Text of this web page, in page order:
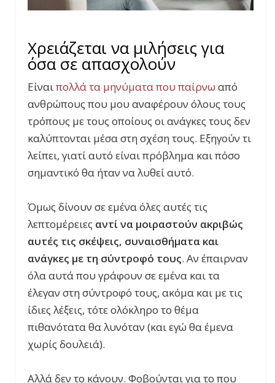
Χρειάζεται να μιλήσεις για
όσα σε απασχολούν
Είναιπολλά τα μηνύματα που παίρνω από
ανθρώπους που μου αναφέρουν όλους τους
τρόπους με τους οποίους οι ανάγκες τους δεν
καλύπτονται μέσα στη σχέση τους. Εξηγούν τι
λείπει, γιατί αυτό είναι πρόβλημα και πόσο
σημαντικό θα ήταν να λυθεί αυτό.
Όμως δίνουν σε εμένα όλες αυτές τις
λεπτομέρειες αντί να μοιραστούν ακριβώς
αυτές τις σκέψεις, συναισθήματα και
ανάγκες με τη σύντροφό τους. Αν έπαιρναν
όλα αυτά που γράφουν σε εμένα και τα
έλεγαν στη σύντροφό τους, ακόμα και με τις
ίδιες λέξεις, τότε ολόκληρο το θέμα
πιθανότατα θα λυνόταν (και εγώ θα έμενα
χωρίς δουλειά).
Αλλά δεν το κάνουν. Φοβούνται για το που